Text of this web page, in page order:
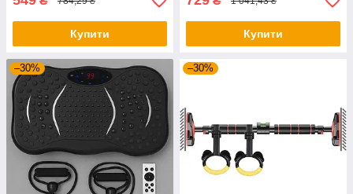
Купити Купити
–30% –30%